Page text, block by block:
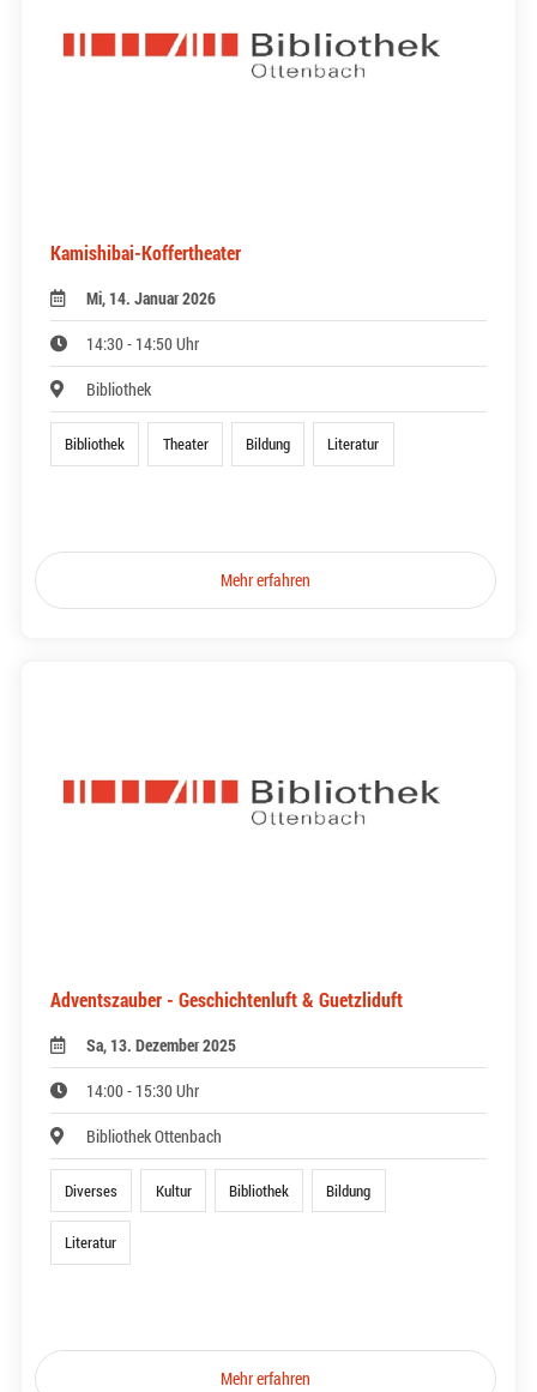
Kamishibai-Koffertheater
Mi, 14. Januar 2026
14:30 - 14:50 Uhr
Bibliothek
Bibliothek Theater Bildung Literatur
Mehr erfahren
Adventszauber - Geschichtenluft & Guetzliduft
Sa, 13. Dezember 2025
14:00 - 15:30 Uhr
Bibliothek Ottenbach
Diverses Kultur Bibliothek Bildung
Literatur
Mehr erfahren